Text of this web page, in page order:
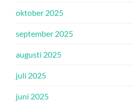
oktober 2025
september 2025
augusti 2025
juli 2025
juni 2025